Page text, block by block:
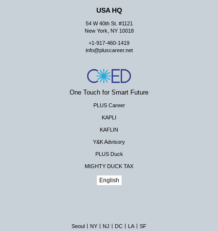
USA HQ
54 W 40th St. #1121
New York, NY 10018
+1-917-460-1419
info@pluscareer.net
One Touch for Smart Future
PLUS Career
KAPLI
KAFLIN
Y&K Advisory
PLUS Duck
MIGHTY DUCK TAX
English
Seoul NY NJ DC LA SF